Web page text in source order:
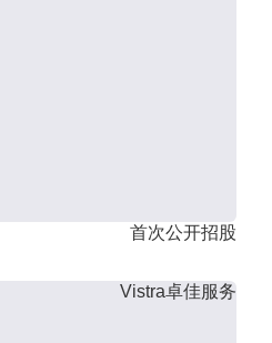
首次公开招股
Vistra卓佳服务